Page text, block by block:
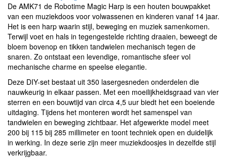
De AMK71 de Robotime Magic Harp is een houten bouwpakket
van een muziekdoos voor volwassenen en kinderen vanaf 14 jaar.
Het is een harp waarin stijl, beweging en muziek samenkomen.
Terwijl voet en hals in tegengestelde richting draaien, beweegt de
bloem bovenop en tikken tandwielen mechanisch tegen de
snaren. Zo ontstaat een levendige, romantische sfeer vol
mechanische charme en speelse elegantie.
Deze DIY-set bestaat uit 350 lasergesneden onderdelen die
nauwkeurig in elkaar passen. Met een moeilijkheidsgraad van vier
sterren en een bouwtijd van circa 4,5 uur biedt het een boeiende
uitdaging. Tijdens het monteren wordt het samenspel van
tandwielen en beweging zichtbaar. Het afgewerkte model meet
200 bij 115 bij 285 millimeter en toont techniek open en duidelijk
in werking. In deze serie zijn meer muziekdoosjes in dezelfde stijl
verkrijgbaar.